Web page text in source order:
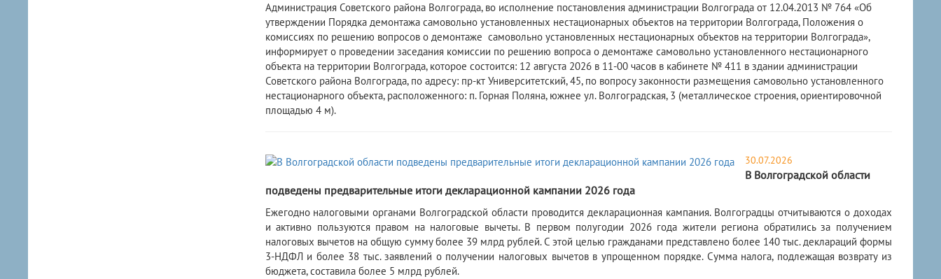
​Администрация Советского района Волгограда, во исполнение постановления администрации Волгограда от 12.04.2013 № 764 «Об
утверждении Порядка демонтажа самовольно установленных нестационарных объектов на территории Волгограда, Положения о
комиссиях по решению вопросов о демонтаже самовольно установленных нестационарных объектов на территории Волгограда»,
информирует о проведении заседания комиссии по решению вопроса о демонтаже самовольно установленного нестационарного
объекта на территории Волгограда, которое состоится: 12 августа 2026 в 11-00 часов в кабинете № 411 в здании администрации
Советского района Волгограда, по адресу: пр-кт Университетский, 45, по вопросу законности размещения самовольно установленного
нестационарного объекта, расположенного: п. Горная Поляна, южнее ул. Волгоградская, 3 (металлическое строения, ориентировочной
площадью 4 м).
30.07.2026
В Волгоградской области
подведены предварительные итоги декларационной кампании 2026 года
Ежегодно налоговыми органами Волгоградской области проводится декларационная кампания. Волгоградцы отчитываются о доходах
и активно пользуются правом на налоговые вычеты. В первом полугодии 2026 года жители региона обратились за получением
налоговых вычетов на общую сумму более 39 млрд рублей. С этой целью гражданами представлено более 140 тыс. деклараций формы
3-НДФЛ и более 38 тыс. заявлений о получении налоговых вычетов в упрощенном порядке. Сумма налога, подлежащая возврату из
бюджета, составила более 5 млрд рублей.